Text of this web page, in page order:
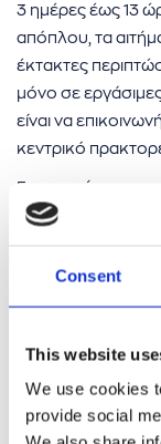
Consent
This website
We use cookies
provide social
3 ημέρες έως 13
απόπλου, τα
έκτακτες
μόνο σε
είναι να
κεντρικό
Για τα αιτήματα
τον
της τιμής των
Αν επιθυμείτε να
που δίνει η
ακύρωσης έως 3€
εξυπηρέτησης